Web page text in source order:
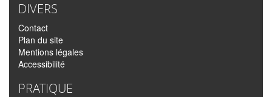
DIVERS
Contact
Plan du site
Mentions légales
Accessibilité
PRATIQUE